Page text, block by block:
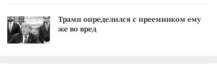
Трамп определился с преемником ему
же во вред